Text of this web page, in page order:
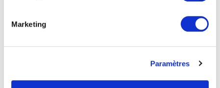
Marketing
Paramètres